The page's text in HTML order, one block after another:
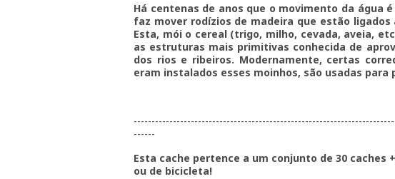
Há centenas de anos que o movimento da água
faz mover rodízios de madeira que estão
Esta, mói o cereal (trigo, milho, cevada, aveia,
as estruturas mais primitivas conhecida de
dos rios e ribeiros. Modernamente, certas
eram instalados esses moinhos, são usadas
------
Esta cache pertence a um conjunto de 30 caches
ou de bicicleta!